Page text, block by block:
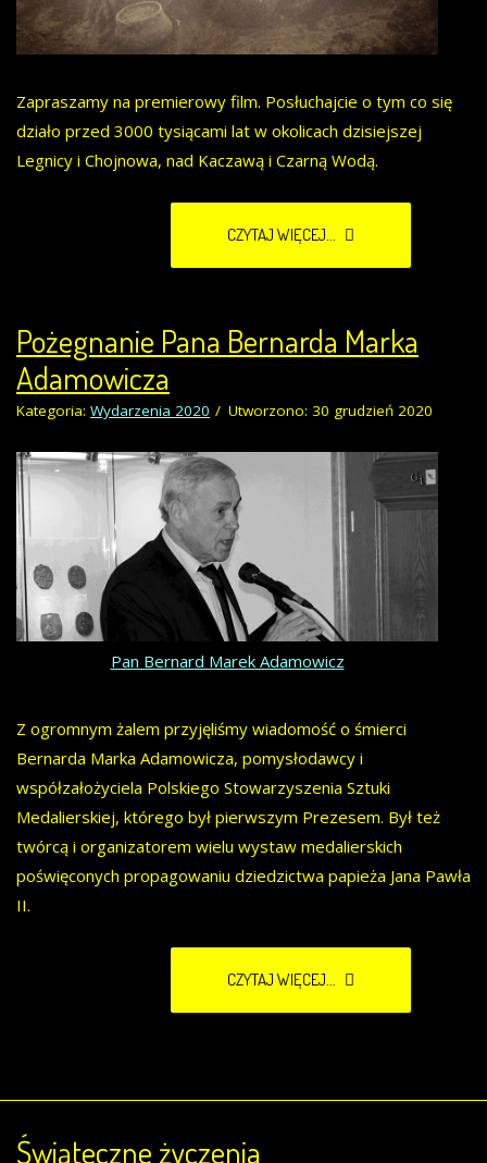
Zapraszamy na premierowy film. Posłuchajcie o tym co się
działo przed 3000 tysiącami lat w okolicach dzisiejszej
Legnicy i Chojnowa, nad Kaczawą i Czarną Wodą.
CZYTAJ WIĘCEJ...
Pożegnanie Pana Bernarda Marka
Adamowicza
Kategoria: Wydarzenia 2020 Utworzono: 30 grudzień 2020
Pan Bernard Marek Adamowicz
Z ogromnym żalem przyjęliśmy wiadomość o śmierci
Bernarda Marka Adamowicza, pomysłodawcy i
współzałożyciela Polskiego Stowarzyszenia Sztuki
Medalierskiej, którego był pierwszym Prezesem. Był też
twórcą i organizatorem wielu wystaw medalierskich
poświęconych propagowaniu dziedzictwa papieża Jana Pawła
II.
CZYTAJ WIĘCEJ...
Świąteczne życzenia